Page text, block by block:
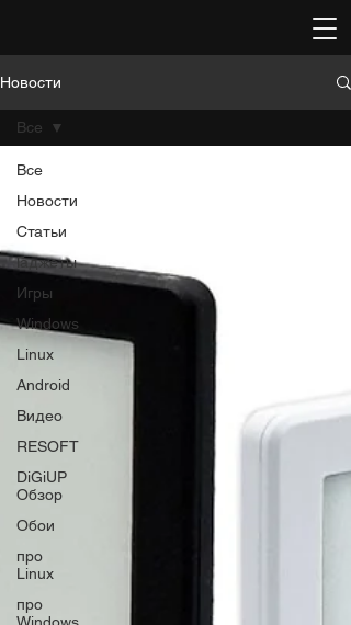
Новости
Все
Новости
Статьи
Гаджеты
Игры
Windows
Linux
Android
Видео
RESOFT
DiGiUP
Обзор
Обои
про
Linux
про
Все